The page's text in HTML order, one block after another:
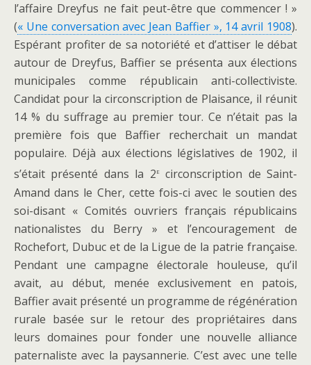
l’affaire Dreyfus ne fait peut-être que commencer ! »
(« Une conversation avec Jean Baffier », 14 avril 1908).
Espérant profiter de sa notoriété et d’attiser le débat
autour de Dreyfus, Baffier se présenta aux élections
municipales comme républicain anti-collectiviste.
Candidat pour la circonscription de Plaisance, il réunit
14 % du suffrage au premier tour. Ce n’était pas la
première fois que Baffier recherchait un mandat
populaire. Déjà aux élections législatives de 1902, il
s’était présenté dans la 2ecirconscription de Saint-
Amand dans le Cher, cette fois-ci avec le soutien des
soi-disant « Comités ouvriers français républicains
nationalistes du Berry » et l’encouragement de
Rochefort, Dubuc et de la Ligue de la patrie française.
Pendant une campagne électorale houleuse, qu’il
avait, au début, menée exclusivement en patois,
Baffier avait présenté un programme de régénération
rurale basée sur le retour des propriétaires dans
leurs domaines pour fonder une nouvelle alliance
paternaliste avec la paysannerie. C’est avec une telle